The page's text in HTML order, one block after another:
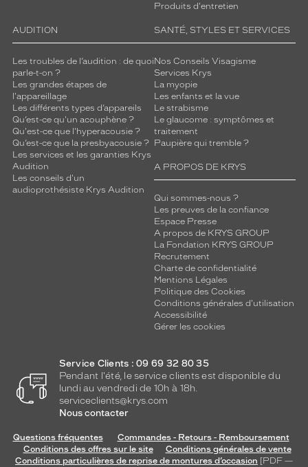
Produits d'entretien
AUDITION
Les troubles de l’audition : de quoi
parle-t-on ?
Les grandes étapes de
l'appareillage
Les différents types d’appareils
Qu’est-ce qu'un acouphène ?
Qu'est-ce que l'hyperacousie ?
Qu’est-ce que la presbyacousie ?
Les services et les garanties Krys
Audition
Les conseils d'un
audioprothésiste Krys Audition
SANTÉ, STYLES ET SERVICES
Nos Conseils Visagisme
Services Krys
La myopie
Les enfants et la vue
Le strabisme
Le glaucome : symptômes et
traitement
Paupière qui tremble ?
A PROPOS DE KRYS
Qui sommes-nous ?
Les preuves de la confiance
Espace Presse
A propos de KRYS GROUP
La Fondation KRYS GROUP
Recrutement
Charte de confidentialité
Mentions Légales
Politique des Cookies
Conditions générales d'utilisation
Accessibilité
Gérer les cookies
Service Clients : 09 69 32 80 35
Pendant l'été, le service clients est disponible du
lundi au vendredi de 10h à 18h.
serviceclients@krys.com
Nous contacter
Questions fréquentes
Commandes - Retours - Remboursement
Conditions des offres sur le site
Conditions générales de vente
Conditions particulières de reprise de montures d’occasion [PDF —